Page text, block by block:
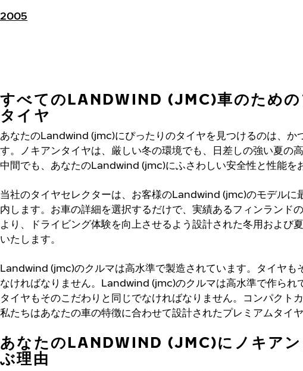
2005
すべてのLANDWIND (JMC)車のための
タイヤ
あなたのLandwind (jmc)にぴったりのタイヤを見つけるのは、か
す。ノキアンタイヤは、厳しい冬の環境でも、日差しの強い夏の
中間でも、あなたのLandwind (jmc)にふさわしい安全性と性能を
当社のタイヤセレクターは、お客様のLandwind (jmc)のモデルに
内します。お車の詳細を選択するだけで、実績あるフィンランド
より、ドライビング体験を向上させるよう設計された冬用および
いたします。
Landwind (jmc)のクルマは高水準で製造されています。タイヤも
なければなりません。Landwind (jmc)のクルマは高水準で作られ
タイヤもそのこだわりと同じでなければなりません。コンパクトカ
私たちはあなたの車の特徴に合わせて設計されたプレミアムタイヤ
あなたのLANDWIND (JMC)にノキア
ぶ理由